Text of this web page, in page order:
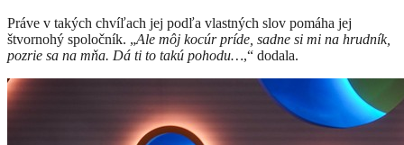
Práve v takých chvíľach jej podľa vlastných slov pomáha jej
štvornohý spoločník. „Ale môj kocúr príde, sadne si mi na hrudník,
pozrie sa na mňa. Dá ti to takú pohodu…,“ dodala.